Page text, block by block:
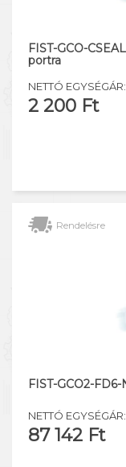
FIST-GCO-
portra
NETTÓ EGYSÉGÁR:
2 200 Ft
Rendelésre
FIST-GCO2-FD6-
NETTÓ EGYSÉGÁR:
87 142 Ft